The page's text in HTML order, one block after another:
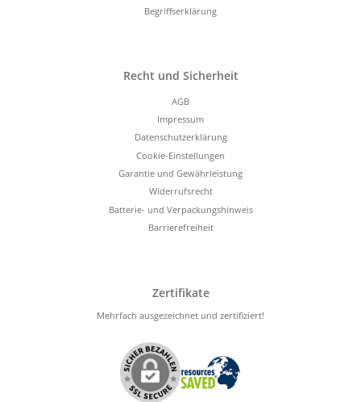
Begriffserklärung
Recht und Sicherheit
AGB
Impressum
Datenschutzerklärung
Cookie-Einstellungen
Garantie und Gewährleistung
Widerrufsrecht
Batterie- und Verpackungshinweis
Barrierefreiheit
Zertifikate
Mehrfach ausgezeichnet und zertifiziert!